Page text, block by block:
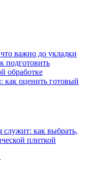
важно до укладки
подготовить
обработке
как оценить готовый
служит: как выбрать,
плиткой